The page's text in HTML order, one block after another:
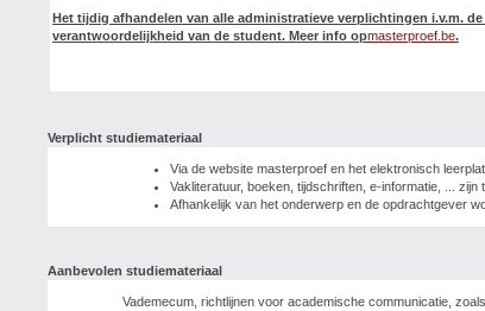
Het tijdig afhandelen van alle administratieve verplichtingen i.v.m.
verantwoordelijkheid van de student. Meer info opmasterproef.be.
Verplicht studiemateriaal
Via de website masterproef en het elektronisch
Vakliteratuur, boeken, tijdschriften, e-informatie, ...
Afhankelijk van het onderwerp en de opdrachtgever
Aanbevolen studiemateriaal
Vademecum, richtlijnen voor academische communicatie,